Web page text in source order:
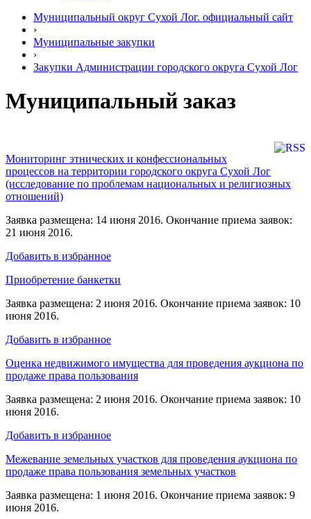
Муниципальный округ Сухой Лог. официальный сайт
›
Муниципальные закупки
›
Закупки Администрации городского округа Сухой Лог
Муниципальный заказ
Мониторинг этнических и конфессиональных
процессов на территории городского округа Сухой Лог
(исследование по проблемам национальных и религиозных
отношений)
Заявка размещена: 14 июня 2016. Окончание приема заявок:
21 июня 2016.
Добавить в избранное
Приобретение банкетки
Заявка размещена: 2 июня 2016. Окончание приема заявок: 10
июня 2016.
Добавить в избранное
Оценка недвижимого имущества для проведения аукциона по
продаже права пользования
Заявка размещена: 2 июня 2016. Окончание приема заявок: 10
июня 2016.
Добавить в избранное
Межевание земельных участков для проведения аукциона по
продаже права пользования земельных участков
Заявка размещена: 1 июня 2016. Окончание приема заявок: 9
июня 2016.